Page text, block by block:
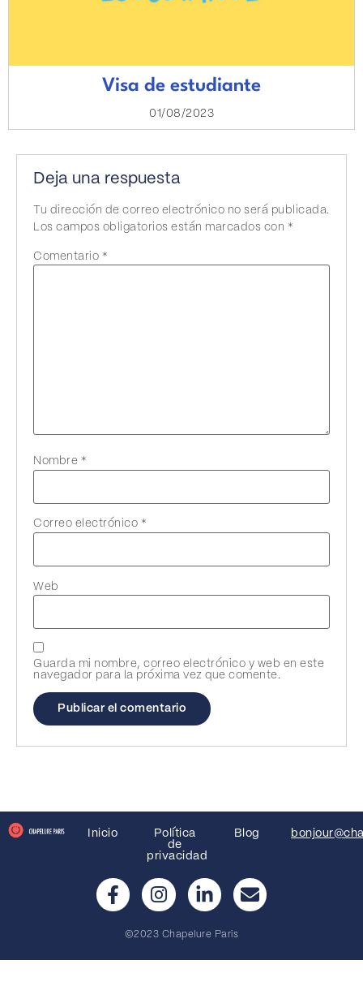
Visa de estudiante
01/08/2023
Deja una respuesta
Tu dirección de correo electrónico no será publicada.
Los campos obligatorios están marcados con *
Comentario *
Nombre *
Correo electrónico *
Web
Guarda mi nombre, correo electrónico y web en este
navegador para la próxima vez que comente.
Inicio
Política
de
privacidad
Blog
©2023 Chapelure Paris